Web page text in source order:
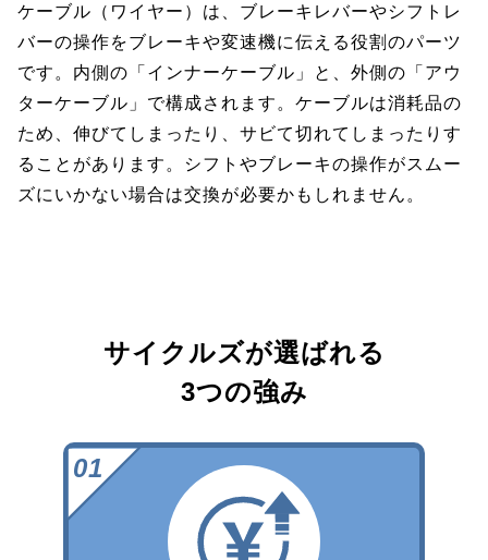
ケーブル（ワイヤー）は、ブレーキレバーやシフトレ
バーの操作をブレーキや変速機に伝える役割のパーツ
です。内側の「インナーケーブル」と、外側の「アウ
ターケーブル」で構成されます。ケーブルは消耗品の
ため、伸びてしまったり、サビて切れてしまったりす
ることがあります。シフトやブレーキの操作がスムー
ズにいかない場合は交換が必要かもしれません。
サイクルズが選ばれる
3つの強み